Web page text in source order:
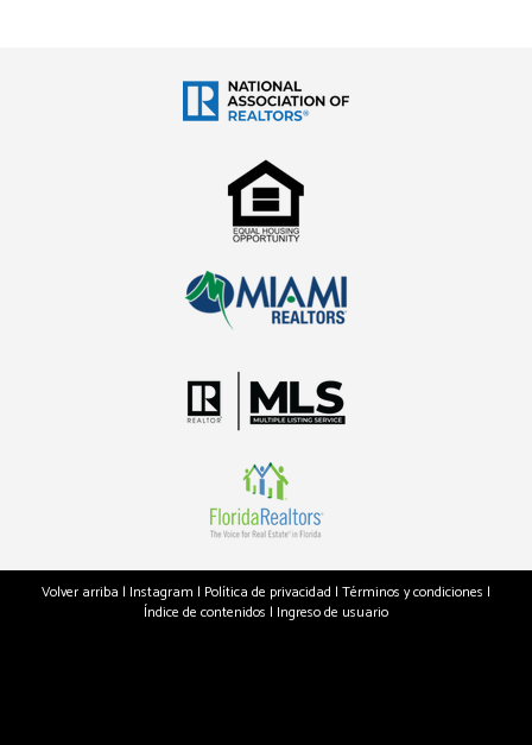
Volver arriba | Instagram | Política de privacidad | Términos y condiciones |
Índice de contenidos | Ingreso de usuario